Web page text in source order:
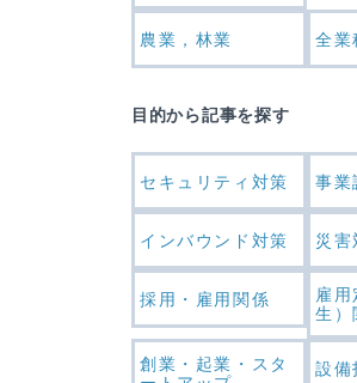
農業，林業 全業
目的から記事を探す
セキュリティ対策 事業
インバウンド対策 災害
採用・雇用関係
雇
生）
創業・起業・スタ
設備